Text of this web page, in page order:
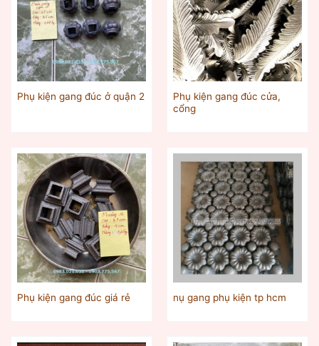
Phụ kiện gang đúc ở quận 2
Phụ kiện gang đúc cửa,
cổng
Phụ kiện gang đúc giá rẻ nụ gang phụ kiện tp hcm